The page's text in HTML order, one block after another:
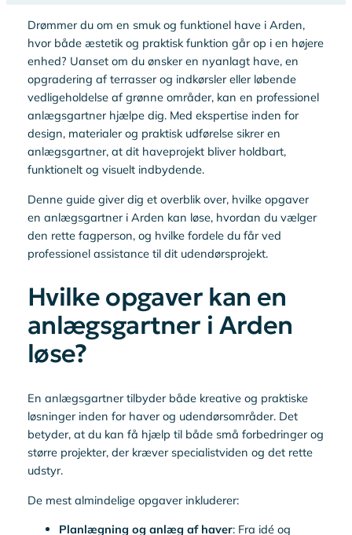
Drømmer du om en smuk og funktionel have i Arden,
hvor både æstetik og praktisk funktion går op i en højere
enhed? Uanset om du ønsker en nyanlagt have, en
opgradering af terrasser og indkørsler eller løbende
vedligeholdelse af grønne områder, kan en professionel
anlægsgartner hjælpe dig. Med ekspertise inden for
design, materialer og praktisk udførelse sikrer en
anlægsgartner, at dit haveprojekt bliver holdbart,
funktionelt og visuelt indbydende.
Denne guide giver dig et overblik over, hvilke opgaver
en anlægsgartner i Arden kan løse, hvordan du vælger
den rette fagperson, og hvilke fordele du får ved
professionel assistance til dit udendørsprojekt.
Hvilke opgaver kan en
anlægsgartner i Arden
løse?
En anlægsgartner tilbyder både kreative og praktiske
løsninger inden for haver og udendørsområder. Det
betyder, at du kan få hjælp til både små forbedringer og
større projekter, der kræver specialistviden og det rette
udstyr.
De mest almindelige opgaver inkluderer:
Planlægning og anlæg af haver: Fra idé og